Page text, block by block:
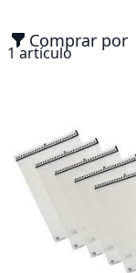
Comprar por
1artículo